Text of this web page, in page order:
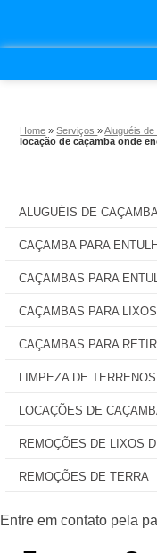
Home »Serviços»Aluguéis
locação de caçamba onde
ALUGUÉIS DE
CAÇAMBA PARA
CAÇAMBAS PARA
CAÇAMBAS PARA LIXOS
CAÇAMBAS PARA
LIMPEZA DE TERRENOS
LOCAÇÕES DE
REMOÇÕES DE LIXOS
REMOÇÕES DE TERRA